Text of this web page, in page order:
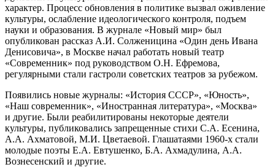
характер. Процесс обновления в политике вызвал оживление
культуры, ослабление идеологического контроля, подъем
науки и образования. В журнале «Новый мир» был
опубликован рассказ А.И. Солженицина «Один день Ивана
Денисовича», в Москве начал работать новый театр
«Современник» под руководством О.Н. Ефремова,
регулярными стали гастроли советских театров за рубежом.
Появились новые журналы: «История СССР», «Юность»,
«Наш современник», «Иностранная литература», «Москва»
и другие. Были реабилитированы некоторые деятели
культуры, публиковались запрещенные стихи С.А. Есенина,
А.А. Ахматовой, М.И. Цветаевой. Глашатаями 1960-х стали
молодые поэты Е.А. Евтушенко, Б.А. Ахмадулина, А.А.
Вознесенский и другие.